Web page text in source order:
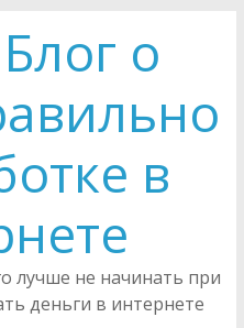
Блог о
в
лучше не начинать при
деньги в интернете